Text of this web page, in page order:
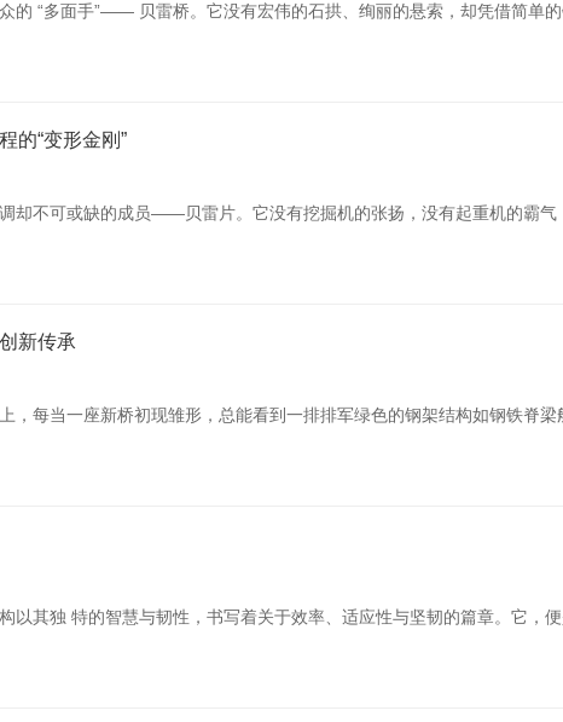
的 “多面手”—— 贝雷桥。它没有宏伟的石拱、绚丽的悬索，却凭借简单
的“变形金刚”
却不可或缺的成员——贝雷片。它没有挖掘机的张扬，没有起重机的霸气
新传承
，每当一座新桥初现雏形，总能看到一排排军绿色的钢架结构如钢铁
以其独 特的智慧与韧性，书写着关于效率、适应性与坚韧的篇章。它